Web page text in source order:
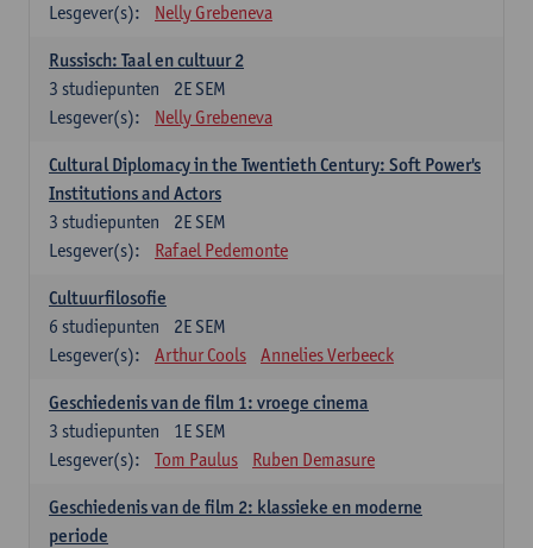
Lesgever(s):
Nelly Grebeneva
Russisch: Taal en cultuur 2
2E SEM
3 studiepunten
Lesgever(s):
Nelly Grebeneva
Cultural Diplomacy in the Twentieth Century: Soft Power's
Institutions and Actors
2E SEM
3 studiepunten
Lesgever(s):
Rafael Pedemonte
Cultuurfilosofie
2E SEM
6 studiepunten
Lesgever(s):
Arthur Cools Annelies Verbeeck
Geschiedenis van de film 1: vroege cinema
1E SEM
3 studiepunten
Lesgever(s):
Tom Paulus Ruben Demasure
Geschiedenis van de film 2: klassieke en moderne
periode